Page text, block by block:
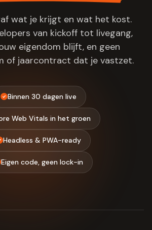
wat je krijgt en wat het kost.
van kickoff tot livegang,
eigendom blijft, en geen
of jaarcontract dat je vastzet.
Binnen 30 dagen live
Web Vitals in het groen
Headless & PWA-ready
Eigen code, geen lock-in